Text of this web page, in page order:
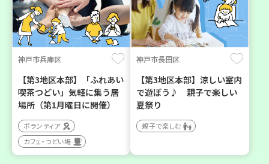
神戸市兵庫区
【第3地区本部】「ふれあい
喫茶つどい」気軽に集う居
場所（第1月曜日に開催）
ボランティア
カフェ・つどい場
神戸市長田区
【第3地区本部】涼しい室内
で遊ぼう♪ 親子で楽しい
夏祭り
親子で楽しむ